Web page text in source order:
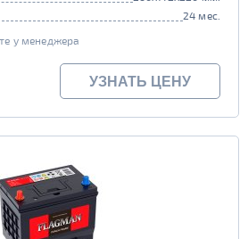
24 мес.
у менеджера
УЗНАТЬ ЦЕНУ